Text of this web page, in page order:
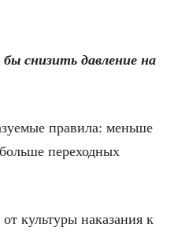
снизить давление на
правила: меньше
переходных
культуры наказания к